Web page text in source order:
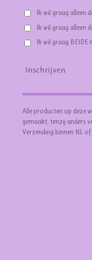
Ik wil graag alleen
Ik wil graag alleen
Ik wil graag
Inschrijven
Alle producten op deze
gemaakt, tenzij anders
Verzending binnen NL of